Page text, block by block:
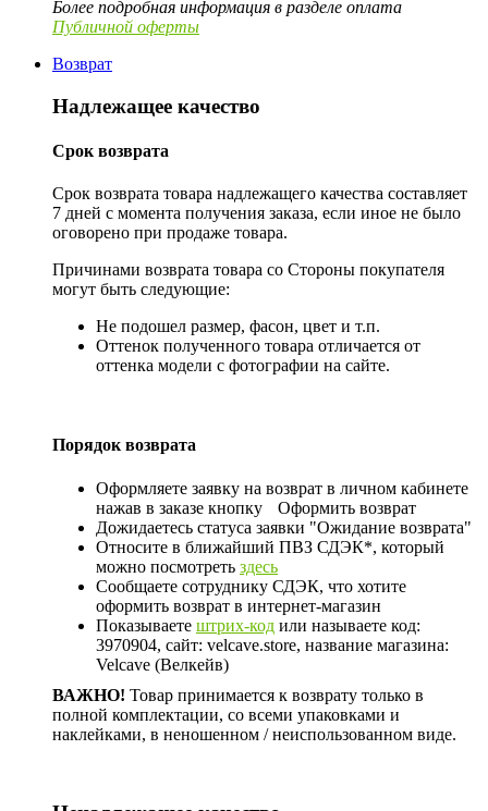
Более подробная информация в разделе оплата
Публичной оферты
Возврат
Надлежащее качество
Срок возврата
Срок возврата товара надлежащего качества составляет
7 дней с момента получения заказа, если иное не было
оговорено при продаже товара.
Причинами возврата товара со Стороны покупателя
могут быть следующие:
Не подошел размер, фасон, цвет и т.п.
Оттенок полученного товара отличается от
оттенка модели с фотографии на сайте.
Порядок возврата
Оформляете заявку на возврат в личном кабинете
нажав в заказе кнопку
Оформить возврат
Дожидаетесь статуса заявки "Ожидание возврата"
Относите в ближайший ПВЗ СДЭК*, который
можно посмотреть здесь
Сообщаете сотруднику СДЭК, что хотите
оформить возврат в интернет-магазин
Показываете штрих-код или называете код:
3970904, сайт: velcave.store, название магазина:
Velcave (Велкейв)
ВАЖНО! Товар принимается к возврату только в
полной комплектации, со всеми упаковками и
наклейками, в неношенном / неиспользованном виде.